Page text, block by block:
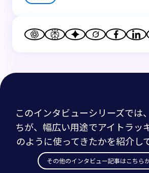
このインタビューシリーズでは
ちが、幅広い用途でアイトラッ
のように使ってきたかを紹介し
その他のインタビュー記事はこちら